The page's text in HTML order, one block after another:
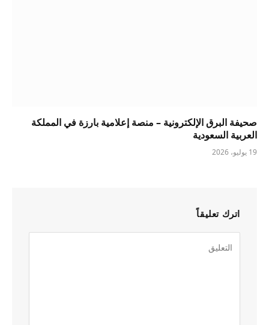
صحيفة البرق الإلكترونية – منصة إعلامية بارزة في المملكة
العربية السعودية
19 يوليو، 2026
اترك تعليقاً